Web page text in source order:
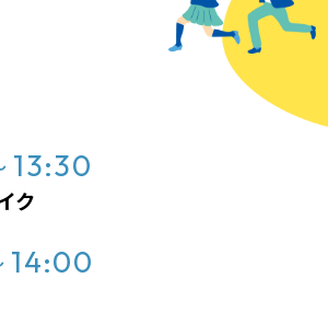
13:30
ク
14:00